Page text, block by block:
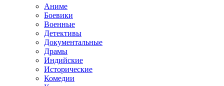
Аниме
Боевики
Военные
Детективы
Документальные
Драмы
Индийские
Исторические
Комедии